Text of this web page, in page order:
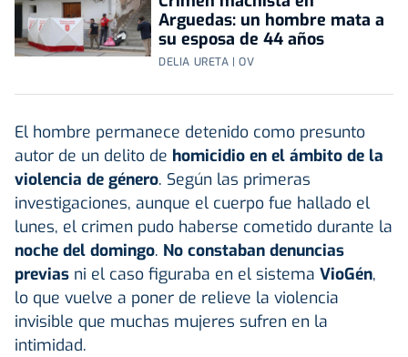
Arguedas: un hombre mata a
su esposa de 44 años
DELIA URETA | OV
El hombre permanece detenido como presunto
autor de un delito de homicidio en el ámbito de la
violencia de género. Según las primeras
investigaciones, aunque el cuerpo fue hallado el
lunes, el crimen pudo haberse cometido durante la
noche del domingo. No constaban denuncias
previas ni el caso figuraba en el sistema VioGén,
lo que vuelve a poner de relieve la violencia
invisible que muchas mujeres sufren en la
intimidad.